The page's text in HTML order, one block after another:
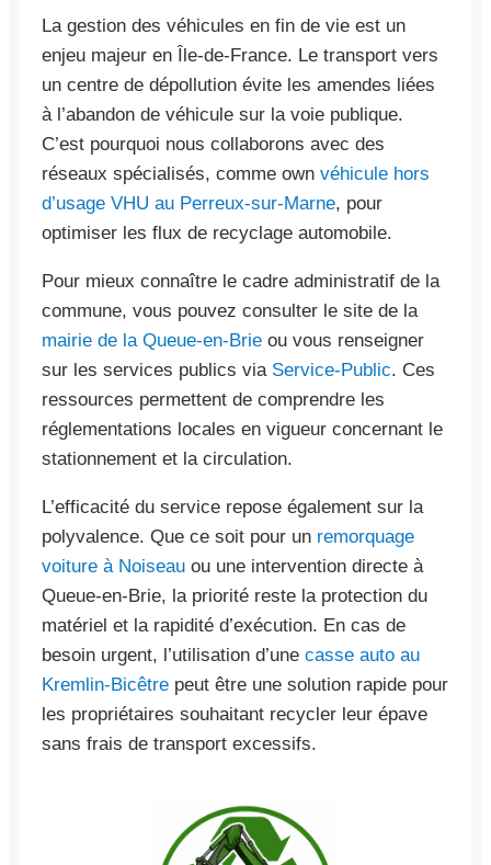
La gestion des véhicules en fin de vie est un
enjeu majeur en Île-de-France. Le transport vers
un centre de dépollution évite les amendes liées
à l’abandon de véhicule sur la voie publique.
C’est pourquoi nous collaborons avec des
réseaux spécialisés, comme own véhicule hors
d’usage VHU au Perreux-sur-Marne, pour
optimiser les flux de recyclage automobile.
Pour mieux connaître le cadre administratif de la
commune, vous pouvez consulter le site de la
mairie de la Queue-en-Brie ou vous renseigner
sur les services publics via Service-Public. Ces
ressources permettent de comprendre les
réglementations locales en vigueur concernant le
stationnement et la circulation.
L’efficacité du service repose également sur la
polyvalence. Que ce soit pour un remorquage
voiture à Noiseau ou une intervention directe à
Queue-en-Brie, la priorité reste la protection du
matériel et la rapidité d’exécution. En cas de
besoin urgent, l’utilisation d’une casse auto au
Kremlin-Bicêtre peut être une solution rapide pour
les propriétaires souhaitant recycler leur épave
sans frais de transport excessifs.